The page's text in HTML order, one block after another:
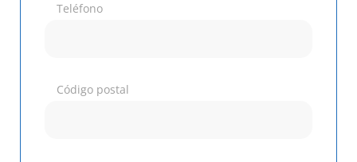
Teléfono
Código postal